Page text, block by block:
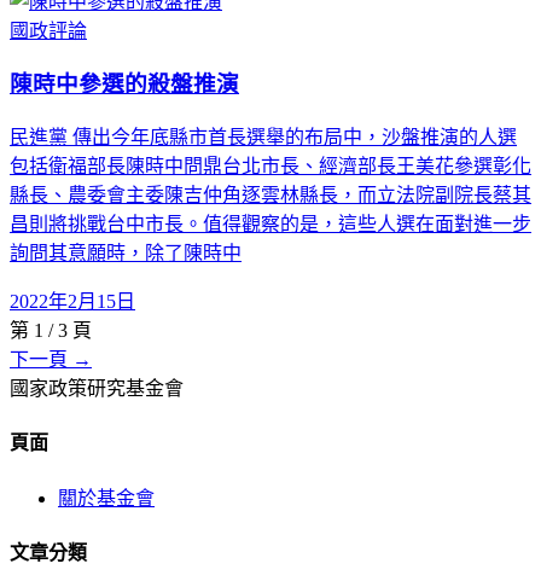
國政評論
陳時中參選的殺盤推演
民進黨 傳出今年底縣市首長選舉的布局中，沙盤推演的人選
包括衛福部長陳時中問鼎台北市長、經濟部長王美花參選彰化
縣長、農委會主委陳吉仲角逐雲林縣長，而立法院副院長蔡其
昌則將挑戰台中市長。值得觀察的是，這些人選在面對進一步
詢問其意願時，除了陳時中
2022年2月15日
第 1 /3 頁
下一頁 →
國家政策研究基金會
頁面
關於基金會
文章分類